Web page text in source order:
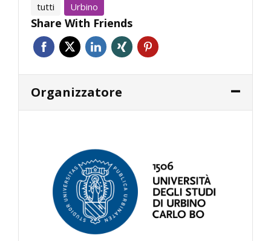
tutti Urbino
Share With Friends
Organizzatore